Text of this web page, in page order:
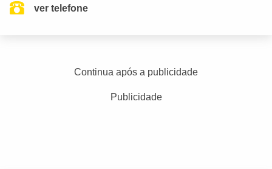
ver telefone
Continua após a publicidade
Publicidade